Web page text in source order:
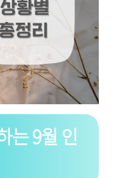
는 9월 인